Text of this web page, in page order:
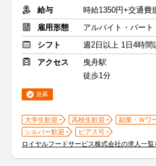
給与
時給1350円+交通費
雇用形態
アルバイト・パート
シフト
週2日以上 1日4時間
アクセス
曳舟駅
徒歩1分
急募
大学生歓迎 高校生歓迎
副業・Ｗワ
シルバー歓迎
ピアス可
ロイヤルフードサービス株式会社の求人一覧